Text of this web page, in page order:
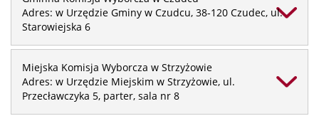
Adres: w Urzędzie Gminy w Czudcu, 38-120 Czudec, ul.
Starowiejska 6
Miejska Komisja Wyborcza w Strzyżowie
Adres: w Urzędzie Miejskim w Strzyżowie, ul.
Przecławczyka 5, parter, sala nr 8